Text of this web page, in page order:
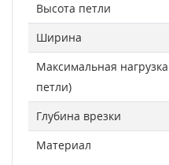
Высота петли
Ширина
Максимальная
петли)
Глубина врезки
Материал